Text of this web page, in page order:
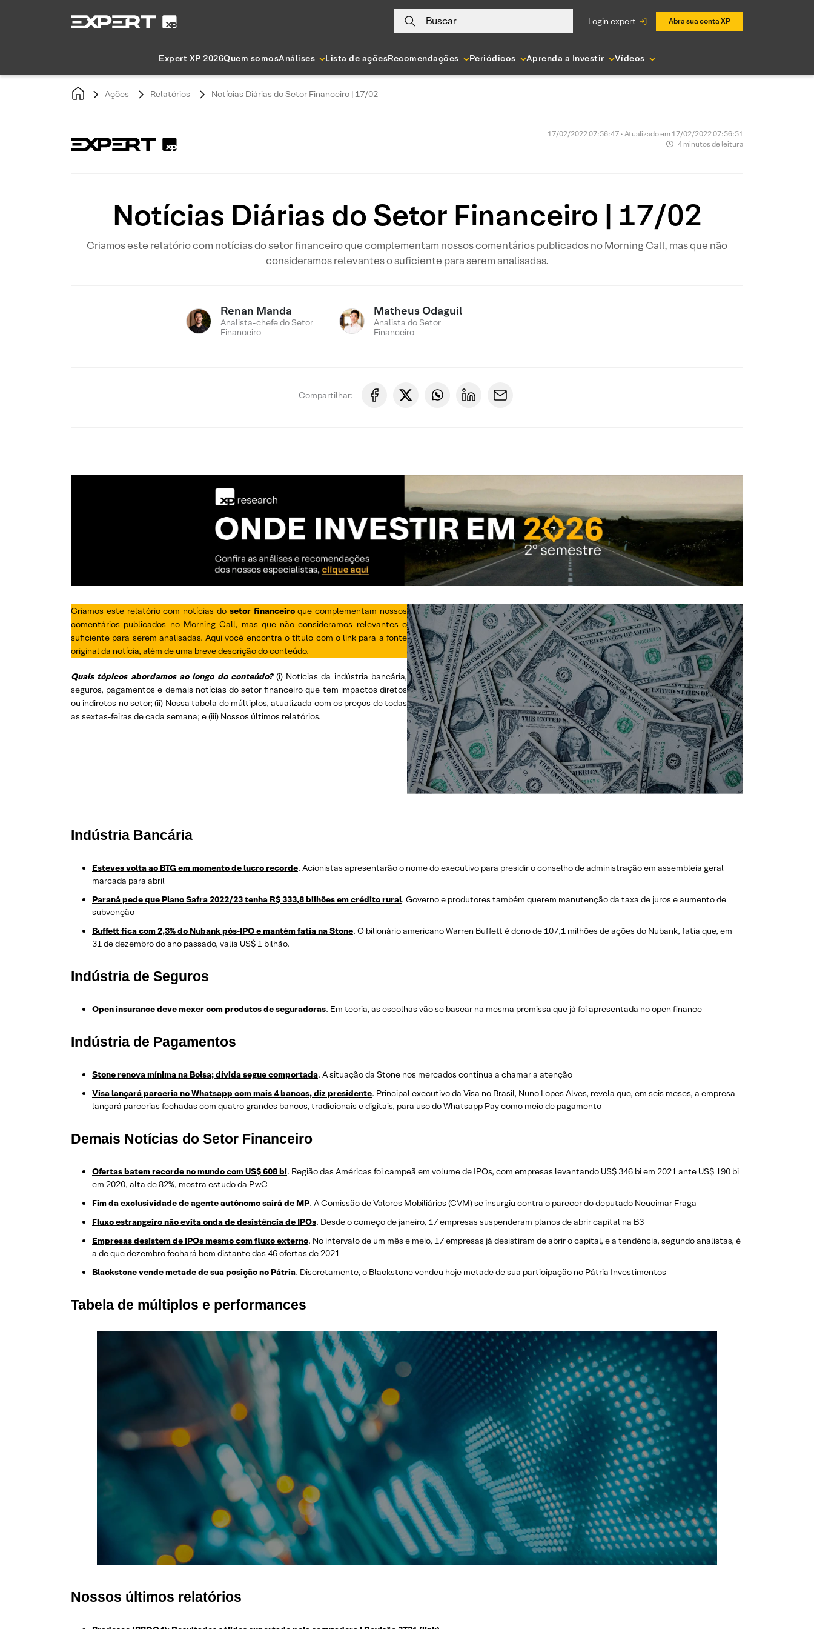
Buscar login expert Abra sua conta XP
Expert XP 2026Quem somosAnálises Lista de açõesRecomendações Periódicos Aprenda a Investir Vídeos
Ações Relatórios Notícias Diárias do Setor Financeiro | 17/02
17/02/2022 07:56:47 • Atualizado em 17/02/2022 07:56:51
4 minutos de leitura
Notícias Diárias do Setor Financeiro | 17/02
Criamos este relatório com notícias do setor financeiro que complementam nossos comentários publicados no Morning Call, mas que não
consideramos relevantes o suficiente para serem analisadas.
Renan Manda
Analista-chefe do Setor
Financeiro
Matheus Odaguil
Analista do Setor
Financeiro
Compartilhar:
Criamos este relatório com notícias do setor financeiroque complementam nossos
comentários publicados no Morning Call, mas que não consideramos relevantes o
suficiente para serem analisadas. Aqui você encontra o título com o link para a fonte
original da notícia, além de uma breve descrição do conteúdo.
Quais tópicos abordamos ao longo do conteúdo? (i) Notícias da indústria bancária,
seguros, pagamentos e demais notícias do setor financeiro que tem impactos diretos
ou indiretos no setor; (ii) Nossa tabela de múltiplos, atualizada com os preços de todas
as sextas-feiras de cada semana; e (iii) Nossos últimos relatórios.
Indústria Bancária
Esteves volta ao BTG em momento de lucro recorde. Acionistas apresentarão o nome do executivo para presidir o conselho de administração em assembleia geral
marcada para abril
Paraná pede que Plano Safra 2022/23 tenha R$ 333,8 bilhões em crédito rural. Governo e produtores também querem manutenção da taxa de juros e aumento de
subvenção
Buffett fica com 2,3% do Nubank pós-IPO e mantém fatia na Stone. O bilionário americano Warren Buffett é dono de 107,1 milhões de ações do Nubank, fatia que, em
31 de dezembro do ano passado, valia US$ 1 bilhão.
Indústria de Seguros
Open insurance deve mexer com produtos de seguradoras. Em teoria, as escolhas vão se basear na mesma premissa que já foi apresentada no open finance
Indústria de Pagamentos
Stone renova mínima na Bolsa; dívida segue comportada. A situação da Stone nos mercados continua a chamar a atenção
Visa lançará parceria no Whatsapp com mais 4 bancos, diz presidente. Principal executivo da Visa no Brasil, Nuno Lopes Alves, revela que, em seis meses, a empresa
lançará parcerias fechadas com quatro grandes bancos, tradicionais e digitais, para uso do Whatsapp Pay como meio de pagamento
Demais Notícias do Setor Financeiro
Ofertas batem recorde no mundo com US$ 608 bi. Região das Américas foi campeã em volume de IPOs, com empresas levantando US$ 346 bi em 2021 ante US$ 190 bi
em 2020, alta de 82%, mostra estudo da PwC
Fim da exclusividade de agente autônomo sairá de MP. A Comissão de Valores Mobiliários (CVM) se insurgiu contra o parecer do deputado Neucimar Fraga
Fluxo estrangeiro não evita onda de desistência de IPOs. Desde o começo de janeiro, 17 empresas suspenderam planos de abrir capital na B3
Empresas desistem de IPOs mesmo com fluxo externo. No intervalo de um mês e meio, 17 empresas já desistiram de abrir o capital, e a tendência, segundo analistas, é
a de que dezembro fechará bem distante das 46 ofertas de 2021
Blackstone vende metade de sua posição no Pátria. Discretamente, o Blackstone vendeu hoje metade de sua participação no Pátria Investimentos
Tabela de múltiplos e performances
Nossos últimos relatórios